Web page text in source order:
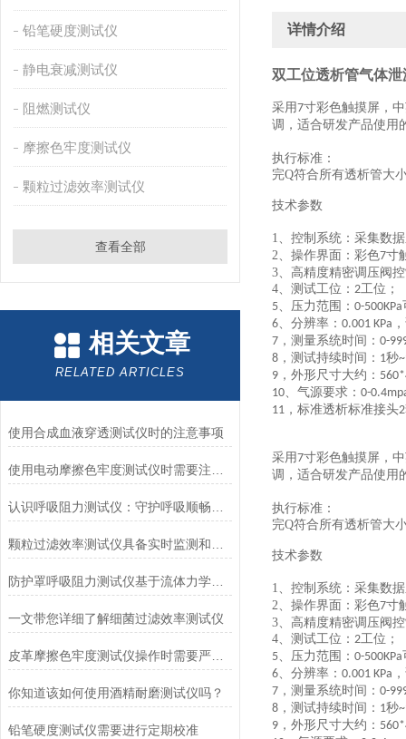
铅笔硬度测试仪
静电衰减测试仪
阻燃测试仪
摩擦色牢度测试仪
颗粒过滤效率测试仪
查看全部
相关文章
RELATED ARTICLES
使用合成血液穿透测试仪时的注意事项
防护罩呼吸阻力测试仪基于流体力学与压力传感技术
一文带您详细了解细菌过滤效率测试仪
皮革摩擦色牢度测试仪操作时需要严格遵循规程
你知道该如何使用酒精耐磨测试仪吗？
铅笔硬度测试仪需要进行定期校准
详情介绍
双工位透析管气体
采用7寸彩色触摸屏，中
调，适合研发产品使用
执行标准：
完Q符合所有透析管大
技术参数
1、 控制系统：采集数
2、 操作界面：彩色7寸
3、 高精度精密调压阀
4、 测试工位： 2工位；
5、压力范围： 0-500KPa
6、 分辨率： 0.001 KPa ，
7 ， 测量系统时间 ： 0-
8 ， 测试持续时间： 1秒
9 ，外形尺寸大约：
10、气源要求： 0-
11 ，标准透析标准接头2
采用7寸彩色触摸屏，中
调，适合研发产品使用
执行标准：
完Q符合所有透析管大
技术参数
1、 控制系统：采集数
2、 操作界面：彩色7寸
3、 高精度精密调压阀
4、 测试工位： 2工位；
5、压力范围： 0-500KPa
6、 分辨率： 0.001 KPa ，
7 ， 测量系统时间 ： 0-
8 ， 测试持续时间： 1秒
9 ，外形尺寸大约：